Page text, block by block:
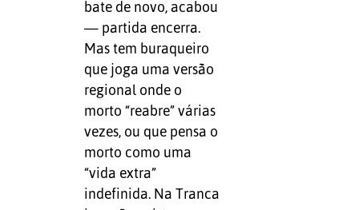
bate de novo, acabou
— partida encerra.
Mas tem buraqueiro
que joga uma versão
regional onde o
morto “reabre” várias
vezes, ou que pensa o
morto como uma
“vida extra”
indefinida. Na Tranca